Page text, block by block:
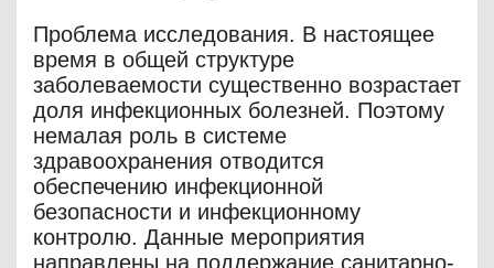
Проблема исследования. В настоящее
время в общей структуре
заболеваемости существенно возрастает
доля инфекционных болезней. Поэтому
немалая роль в системе
здравоохранения отводится
обеспечению инфекционной
безопасности и инфекционному
контролю. Данные мероприятия
направлены на поддержание санитарно-